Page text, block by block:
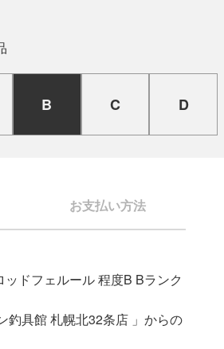
B C D
お支払い方法
ッドフェルール 程度B Bランク
具館 札幌北32条店 」からの